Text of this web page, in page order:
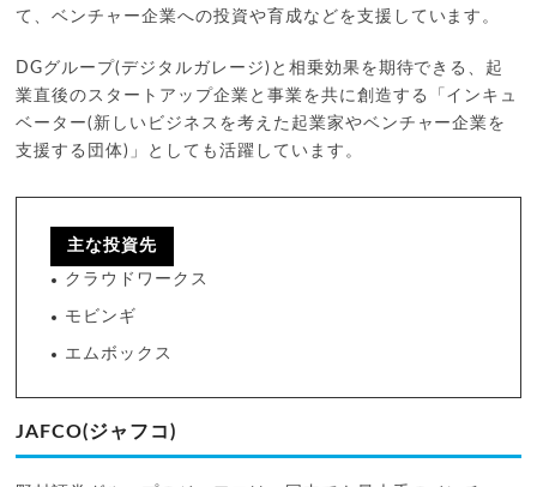
て、ベンチャー企業への投資や育成などを支援しています。
DGグループ(デジタルガレージ)と相乗効果を期待できる、起
業直後のスタートアップ企業と事業を共に創造する「インキュ
ベーター(新しいビジネスを考えた起業家やベンチャー企業を
支援する団体)」としても活躍しています。
主な投資先
クラウドワークス
モビンギ
エムボックス
JAFCO(ジャフコ)